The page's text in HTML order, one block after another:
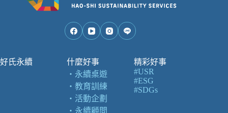
好氏永續
什麼好事
・ 永續桌遊
・教育訓練
・ 活動企劃
・ 永續顧問
精彩好事
#USR
#ESG
#SDGs